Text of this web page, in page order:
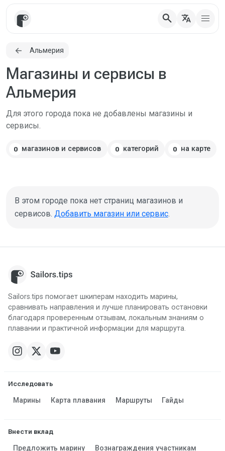
search translate
Альмерия
Магазины и сервисы в
Альмерия
Для этого города пока не добавлены магазины и
сервисы.
0 магазинов и сервисов 0 категорий 0 на карте
В этом городе пока нет страниц магазинов и
сервисов. Добавить магазин или сервис.
Sailors.tips помогает шкиперам находить марины,
сравнивать направления и лучше планировать остановки
благодаря проверенным отзывам, локальным знаниям о
плавании и практичной информации для маршрута.
Исследовать
Марины Карта плавания Маршруты Гайды
Внести вклад
Предложить марину Вознаграждения участникам